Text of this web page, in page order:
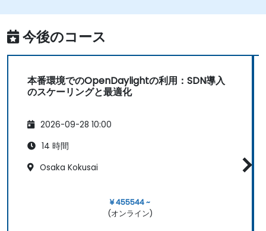
ンドを実行する
今後のコース
本番環境でのOpenDaylightの利用：SDN導入
のスケーリングと最適化
2026-09-28 10:00
14 時間
Osaka Kokusai
¥ 455544 ~
(オンライン)